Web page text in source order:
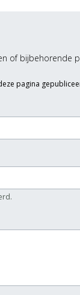
of bijbehorende
pagina